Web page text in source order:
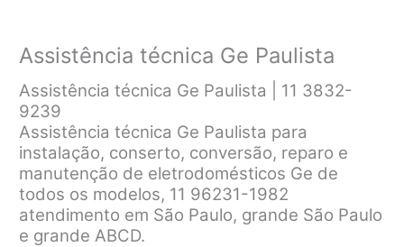
Assistência técnica Ge Paulista
Assistência técnica Ge Paulista | 11 3832-
9239
Assistência técnica Ge Paulista para
instalação, conserto, conversão, reparo e
manutenção de eletrodomésticos Ge de
todos os modelos, 11 96231-1982
atendimento em São Paulo, grande São Paulo
e grande ABCD.